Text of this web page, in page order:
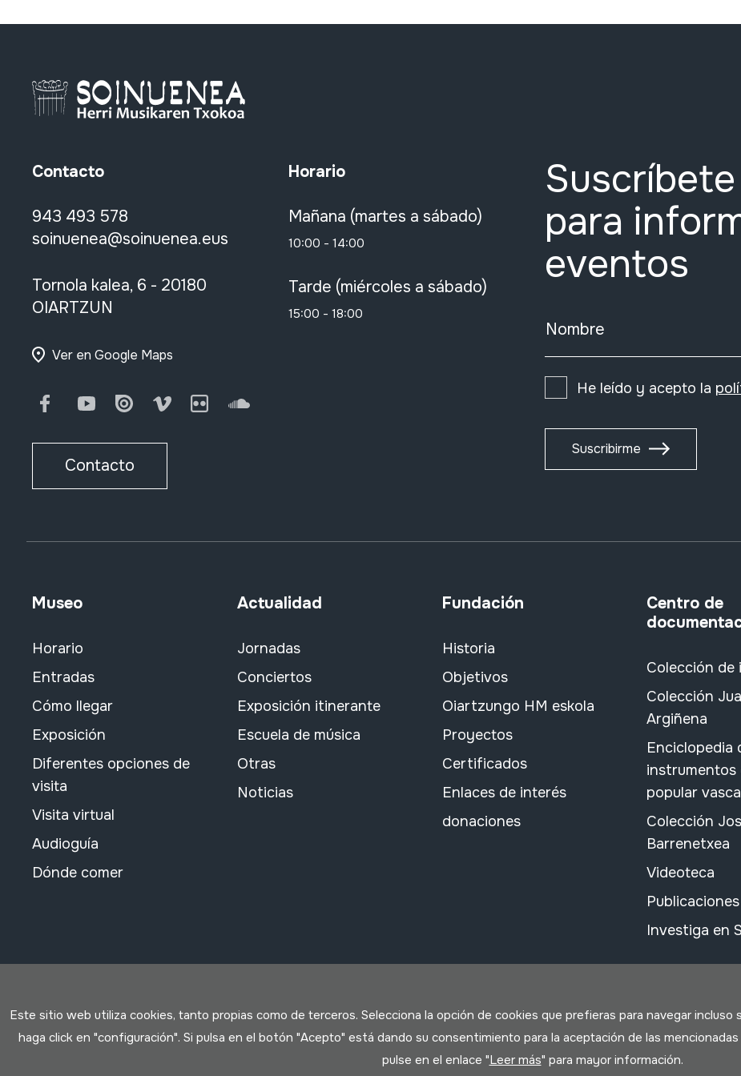
Contacto
943 493 578
soinuenea@soinuenea.eus
Tornola kalea, 6 - 20180
OIARTZUN
Ver en Google Maps
FacebookYoutubeIssuu Vimeo FlickrSoundCloud
Contacto
Horario
Mañana (martes a sábado)
10:00 - 14:00
Tarde (miércoles a sábado)
15:00 - 18:00
para
eventos
Nombre
He leído y acepto la
Suscribirme
Museo
Horario
Entradas
Cómo llegar
Exposición
Diferentes opciones de
visita
Visita virtual
Audioguía
Dónde comer
Actualidad
Jornadas
Conciertos
Exposición itinerante
Escuela de música
Otras
Noticias
Fundación
Historia
Objetivos
Oiartzungo HM eskola
Proyectos
Certificados
Enlaces de interés
donaciones
Centro de
Colección
Colección
Argiñena
Enciclopedia
instrumentos
popular vasca
Colección
Barrenetxea
Videoteca
Investiga en
Este sitio web utiliza cookies, tanto propias como de terceros. Selecciona la opción de cookies que prefieras para navegar incluso
haga click en "configuración". Si pulsa en el botón "Acepto" está dando su consentimiento para la aceptación de las
pulse en el enlace "Leer más" para mayor información.